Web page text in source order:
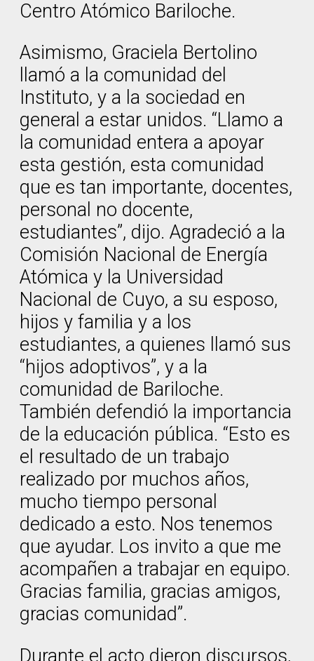
Centro Atómico Bariloche.
Asimismo, Graciela Bertolino
llamó a la comunidad del
Instituto, y a la sociedad en
general a estar unidos. “Llamo a
la comunidad entera a apoyar
esta gestión, esta comunidad
que es tan importante, docentes,
personal no docente,
estudiantes”, dijo. Agradeció a la
Comisión Nacional de Energía
Atómica y la Universidad
Nacional de Cuyo, a su esposo,
hijos y familia y a los
estudiantes, a quienes llamó sus
“hijos adoptivos”, y a la
comunidad de Bariloche.
También defendió la importancia
de la educación pública. “Esto es
el resultado de un trabajo
realizado por muchos años,
mucho tiempo personal
dedicado a esto. Nos tenemos
que ayudar. Los invito a que me
acompañen a trabajar en equipo.
Gracias familia, gracias amigos,
gracias comunidad”.
Durante el acto dieron discursos,